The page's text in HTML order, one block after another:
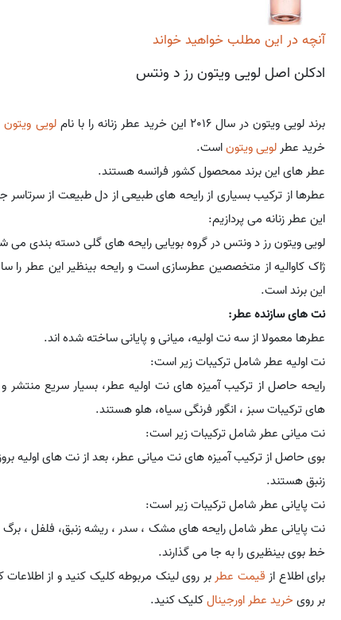
آنچه در این مطلب خواهید خواند
ادکلن اصل لویی ویتون رز د ونتس
برند لویی ویتون در سال 2016 این خرید عطر زنانه را با نام
لویی
خرید عطر لویی ویتوناست.
عطر های این برند ممحصول کشور فرانسه هستند.
عطرها از ترکیب بسیاری از رایحه های طبیعی از دل طبیعت از
این عطر زنانه می پردازیم:
لویی ویتون رز د ونتس در گروه بویایی رایحه های گلی دسته بندی
ژاک کاوالیه از متخصصین عطرسازی است و رایحه بینظیر این عطر
این برند است.
نت های سازنده عطر:
عطرها معمولا از سه نت اولیه، میانی و پایانی ساخته شده اند.
نت اولیه عطر شامل ترکیبات زیر است:
رایحه حاصل از ترکیب آمیزه های نت اولیه عطر، بسیار سریع
های ترکیبات سبز ، انگور فرنگی سیاه، هلو هستند.
نت میانی عطر شامل ترکیبات زیر است:
بوی حاصل از ترکیب آمیزه های نت میانی عطر، بعد از نت های
زنبق هستند.
نت پایانی عطر شامل ترکیبات زیر است:
نت پایانی عطر شامل رایحه های مشک ، سدر ، ریشه زنبق، فلفل ،
خط بوی بینظیری را به جا می گذارند.
برای اطلاع از قیمت عطر بر روی لینک مربوطه کلیک کنید و از
بر رویخرید عطر اورجینالکلیک کنید.